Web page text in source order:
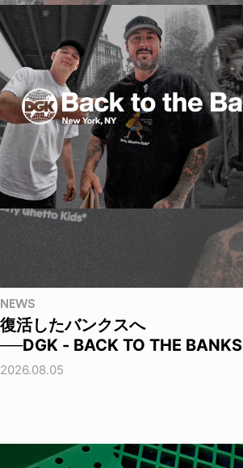
NEWS
復活したバンクスへ
──DGK - BACK TO THE BANKS
2026.08.05